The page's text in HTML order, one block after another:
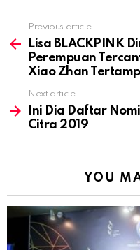
more
Previous article
Lisa BLACKPINK
Perempuan
Xiao Zhan
Next article
Ini Dia Daftar
Citra 2019
YOU